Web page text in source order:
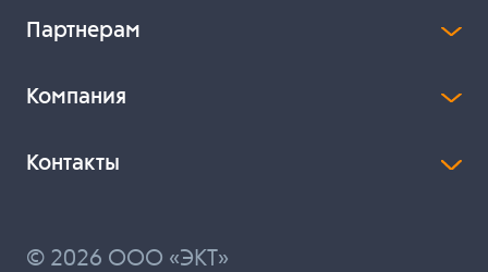
Партнерам
Компания
Контакты
© 2026 ООО «ЭКТ»